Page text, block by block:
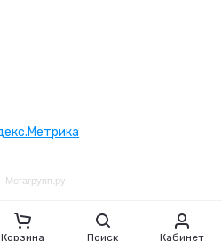
Корзина Поиск Кабинет